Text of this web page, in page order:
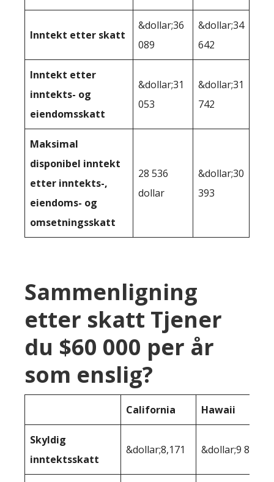
Inntekt etter skatt
&dollar;36
089
&dollar;34
642
Inntekt etter
inntekts- og
eiendomsskatt
&dollar;31
053
&dollar;31
742
Maksimal
disponibel inntekt
etter inntekts-,
eiendoms- og
omsetningsskatt
28 536
dollar
&dollar;30
393
Sammenligning
etter skatt Tjener
du $60 000 per år
som enslig?
California Hawaii
Skyldig
inntektsskatt
&dollar;8,171 &dollar;9 896